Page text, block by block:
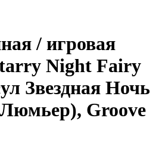
/ игровая
Night Fairy
Звездная Ночь
Groove